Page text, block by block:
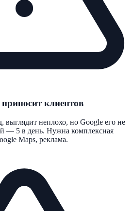
клиентов
выглядит неплохо, но Google его не
— 5 в день. Нужна комплексная
Maps, реклама.